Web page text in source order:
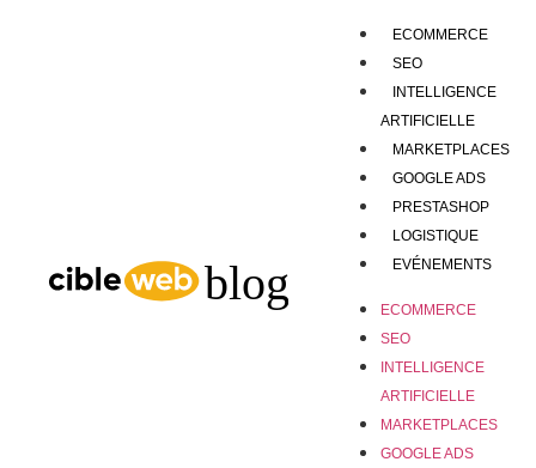
ECOMMERCE
SEO
INTELLIGENCE
ARTIFICIELLE
MARKETPLACES
GOOGLE ADS
PRESTASHOP
LOGISTIQUE
EVÉNEMENTS
ECOMMERCE
SEO
INTELLIGENCE
ARTIFICIELLE
MARKETPLACES
GOOGLE ADS